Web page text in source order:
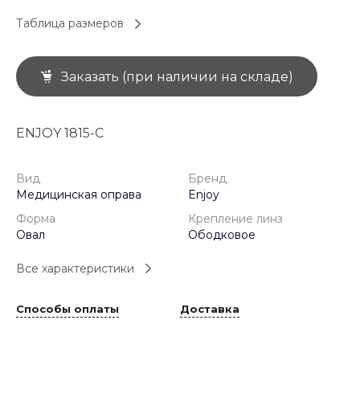
Таблица размеров
Заказать (при наличии на складе)
ENJOY 1815-C
Вид
Медицинская оправа
Бренд
Enjoy
Форма
Овал
Крепление линз
Ободковое
Все характеристики
Способы оплаты Доставка